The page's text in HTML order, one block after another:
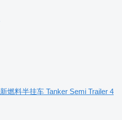
新燃料半挂车 Tanker Semi Trailer 4